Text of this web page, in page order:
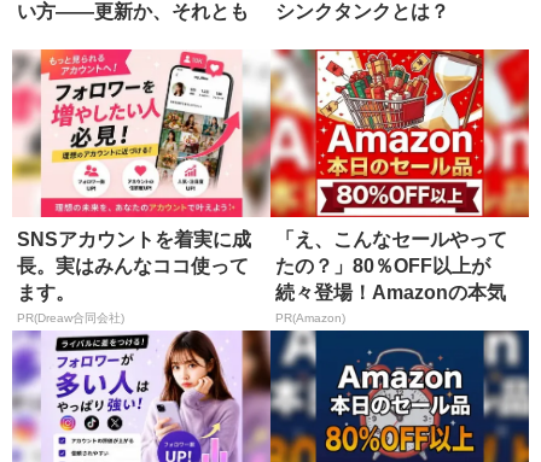
い方――更新か、それとも
シンクタンクとは？
SNSアカウントを着実に成
長。実はみんなココ使って
ます。
PR(Dreaw合同会社)
「え、こんなセールやって
たの？」80％OFF以上が
続々登場！Amazonの本気
が...
PR(Amazon)